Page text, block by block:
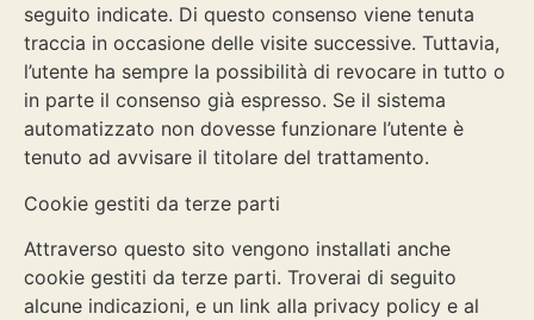
seguito indicate. Di questo consenso viene tenuta
traccia in occasione delle visite successive. Tuttavia,
l’utente ha sempre la possibilità di revocare in tutto o
in parte il consenso già espresso. Se il sistema
automatizzato non dovesse funzionare l’utente è
tenuto ad avvisare il titolare del trattamento.
Cookie gestiti da terze parti
Attraverso questo sito vengono installati anche
cookie gestiti da terze parti. Troverai di seguito
alcune indicazioni, e un link alla privacy policy e al